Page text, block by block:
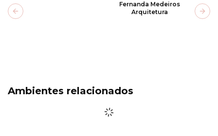
Fernanda Medeiros
Arquitetura
Previous slide
Ambientes relacionados